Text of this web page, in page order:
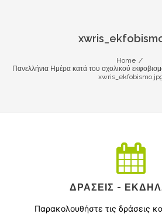
Home /
Πανελλήνια Ημέρα κατά του σχολικού
ΔΡΆΣΕΙΣ -
Παρακολουθήστε τις δράσεις